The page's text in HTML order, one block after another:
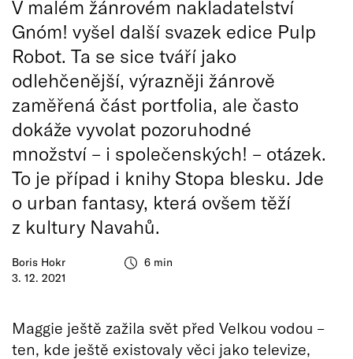
Boris Hokr
3. 12. 2021
6 min
V malém žánrovém nakladatelství
Gnóm! vyšel další svazek edice Pulp
Robot. Ta se sice tváří jako
odlehčenější, výrazněji žánrově
zaměřená část portfolia, ale často
dokáže vyvolat pozoruhodné
množství – i společenských! – otázek.
To je případ i knihy Stopa blesku. Jde
o urban fantasy, která ovšem těží
z kultury Navahů.
Maggie ještě zažila svět před Velkou vodou –
ten, kde ještě existovaly věci jako televize,